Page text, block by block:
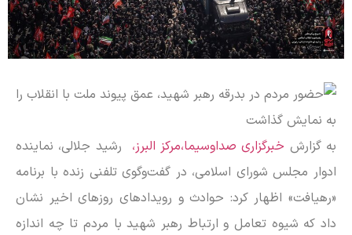
به گزارش خبرگزاری صداوسیما،مرکز البرز، رشید جلالی، نماینده
ادوار مجلس شورای اسلامی، در گفت‌وگوی تلفنی زنده با برنامه
«رهیافت» اظهار کرد: حوادث و رویداد‌های روز‌های اخیر نشان
داد که شیوه تعامل و ارتباط رهبر شهید با مردم تا چه اندازه